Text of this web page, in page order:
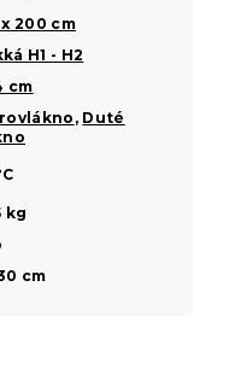
x 200 cm
H1 - H2
cm
, Duté
kg
cm